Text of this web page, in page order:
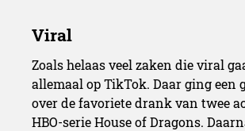
Zoals helaas veel zaken die viral
allemaal op TikTok. Daar ging een
over de favoriete drank van twee
HBO-serie House of Dragons.